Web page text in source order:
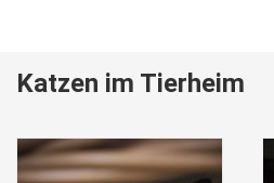
Katzen im Tierheim